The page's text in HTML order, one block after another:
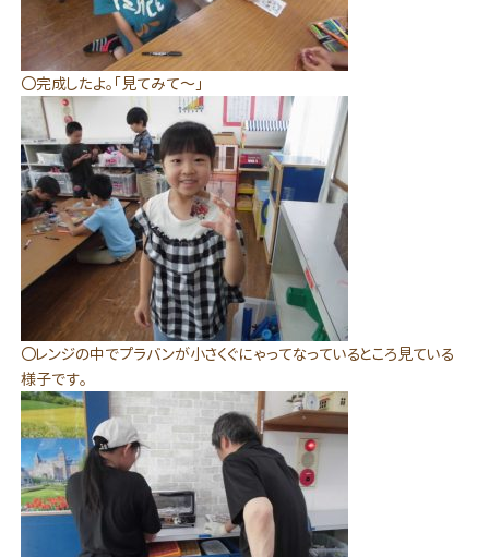
〇完成したよ。「見てみて～」
〇レンジの中でプラバンが小さくぐにゃってなっているところ見ている
様子です。